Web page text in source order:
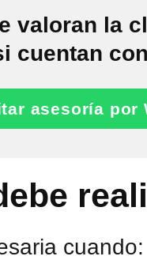
valoran la
cuentan
asesoría por
cuando: